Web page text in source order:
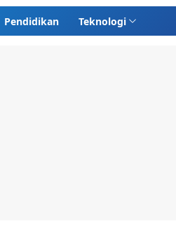
Pendidikan Teknologi